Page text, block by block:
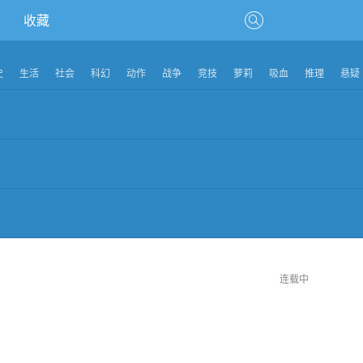
收藏
生活 社会 科幻 动作 战争 竞技 萝莉 吸血 推理 悬疑
连载中